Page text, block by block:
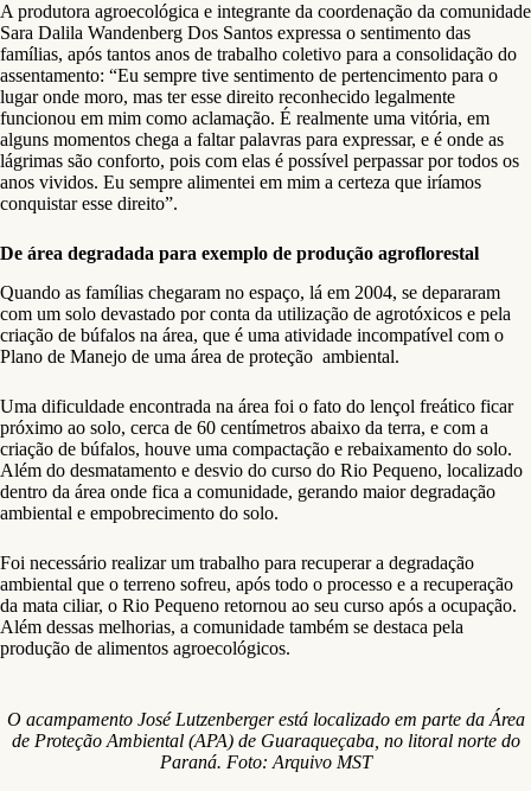
A produtora agroecológica e integrante da coordenação da comunidade
Sara Dalila Wandenberg Dos Santos expressa o sentimento das
famílias, após tantos anos de trabalho coletivo para a consolidação do
assentamento: “Eu sempre tive sentimento de pertencimento para o
lugar onde moro, mas ter esse direito reconhecido legalmente
funcionou em mim como aclamação. É realmente uma vitória, em
alguns momentos chega a faltar palavras para expressar, e é onde as
lágrimas são conforto, pois com elas é possível perpassar por todos os
anos vividos. Eu sempre alimentei em mim a certeza que iríamos
conquistar esse direito”.
De área degradada para exemplo de produção agroflorestal
Quando as famílias chegaram no espaço, lá em 2004, se depararam
com um solo devastado por conta da utilização de agrotóxicos e pela
criação de búfalos na área, que é uma atividade incompatível com o
Plano de Manejo de uma área de proteção ambiental.
Uma dificuldade encontrada na área foi o fato do lençol freático ficar
próximo ao solo, cerca de 60 centímetros abaixo da terra, e com a
criação de búfalos, houve uma compactação e rebaixamento do solo.
Além do desmatamento e desvio do curso do Rio Pequeno, localizado
dentro da área onde fica a comunidade, gerando maior degradação
ambiental e empobrecimento do solo.
Foi necessário realizar um trabalho para recuperar a degradação
ambiental que o terreno sofreu, após todo o processo e a recuperação
da mata ciliar, o Rio Pequeno retornou ao seu curso após a ocupação.
Além dessas melhorias, a comunidade também se destaca pela
produção de alimentos agroecológicos.
O acampamento José Lutzenberger está localizado em parte da Área
de Proteção Ambiental (APA) de Guaraqueçaba, no litoral norte do
Paraná. Foto: Arquivo MST